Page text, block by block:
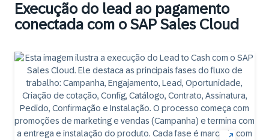
Execução do lead ao pagamento
conectada com o SAP Sales Cloud